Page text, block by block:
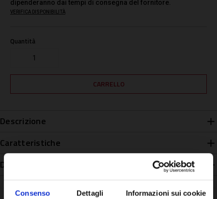
Consenso Dettagli Informazioni sui cookie
dipenderanno dai tempi di consegna del fornitore.
VERIFICA DISPONIBILITÀ
Quantità
Descrizione
Caratteristiche
Disponibilità